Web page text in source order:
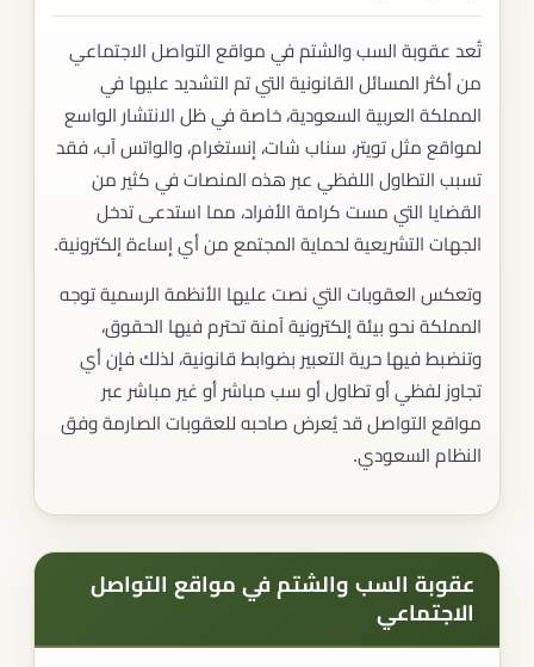
تُعد عقوبة السب والشتم في مواقع التواصل الاجتماعي
من أكثر المسائل القانونية التي تم التشديد عليها في
المملكة العربية السعودية، خاصة في ظل الانتشار الواسع
لمواقع مثل تويتر، سناب شات، إنستغرام، والواتس آب، فقد
تسبب التطاول اللفظي عبر هذه المنصات في كثير من
القضايا التي مست كرامة الأفراد، مما استدعى تدخل
الجهات التشريعية لحماية المجتمع من أي إساءة إلكترونية.
وتعكس العقوبات التي نصت عليها الأنظمة الرسمية توجه
المملكة نحو بيئة إلكترونية آمنة تحترم فيها الحقوق،
وتنضبط فيها حرية التعبير بضوابط قانونية، لذلك فإن أي
تجاوز لفظي أو تطاول أو سب مباشر أو غير مباشر عبر
مواقع التواصل قد يُعرض صاحبه للعقوبات الصارمة وفق
النظام السعودي.
عقوبة السب والشتم في مواقع التواصل
الاجتماعي